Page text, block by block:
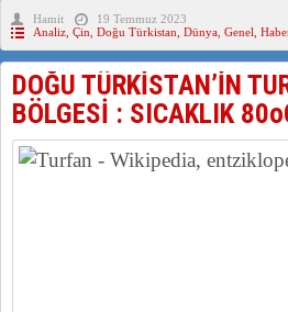
ÇİN’İN UYGUR
MHP’DEN URUMÇİ
Uygurlarda Düğün ve Cenaze
Hamit
19 Temmuz 2023
Analiz Çin Doğu Türkistan Dünya Genel
DOĞU TÜRKİSTAN’İN
BÖLGESİ : SICAKLIK